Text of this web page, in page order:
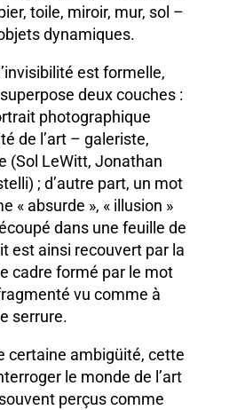
toile, miroir, mur, sol –
dynamiques.
est formelle,
deux couches :
photographique
de l’art – galeriste,
(Sol LeWitt, Jonathan
; d’autre part, un mot
« absurde », « illusion »
dans une feuille de
est ainsi recouvert par la
cadre formé par le mot
vu comme à
serrure.
certaine ambigüité, cette
le monde de l’art
perçus comme